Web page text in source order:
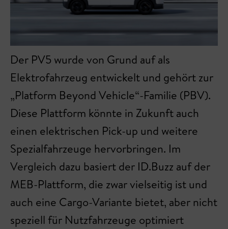
Der PV5 wurde von Grund auf als
Elektrofahrzeug entwickelt und gehört zur
„Platform Beyond Vehicle“-Familie (PBV).
Diese Plattform könnte in Zukunft auch
einen elektrischen Pick-up und weitere
Spezialfahrzeuge hervorbringen. Im
Vergleich dazu basiert der ID.Buzz auf der
MEB-Plattform, die zwar vielseitig ist und
auch eine Cargo-Variante bietet, aber nicht
speziell für Nutzfahrzeuge optimiert